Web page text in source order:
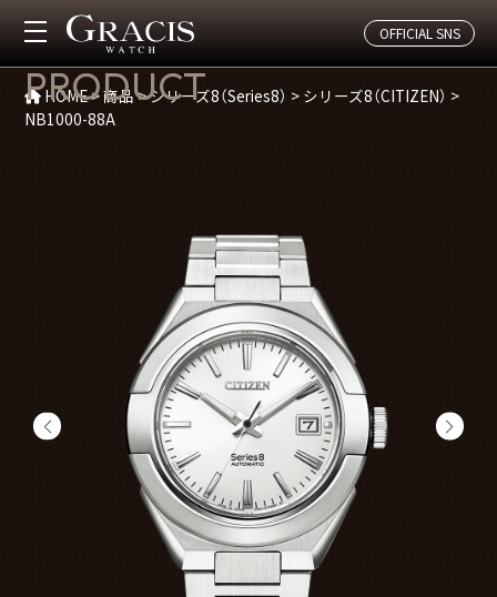
OFFICIAL SNS
商品紹介
PRODUCT
HOME>商品>シリーズ8（Series8） > シリーズ8（CITIZEN） >
NB1000-88A